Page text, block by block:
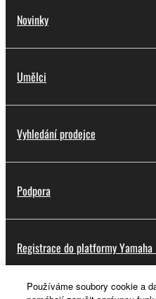
Novinky
Umělci
Vyhledání prodejce
Podpora
Registrace do platformy
Používáme soubory cookie a